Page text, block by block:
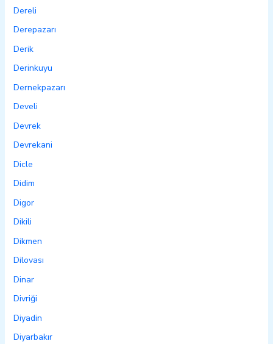
Dereli
Derepazarı
Derik
Derinkuyu
Dernekpazarı
Develi
Devrek
Devrekani
Dicle
Didim
Digor
Dikili
Dikmen
Dilovası
Dinar
Divriği
Diyadin
Diyarbakır